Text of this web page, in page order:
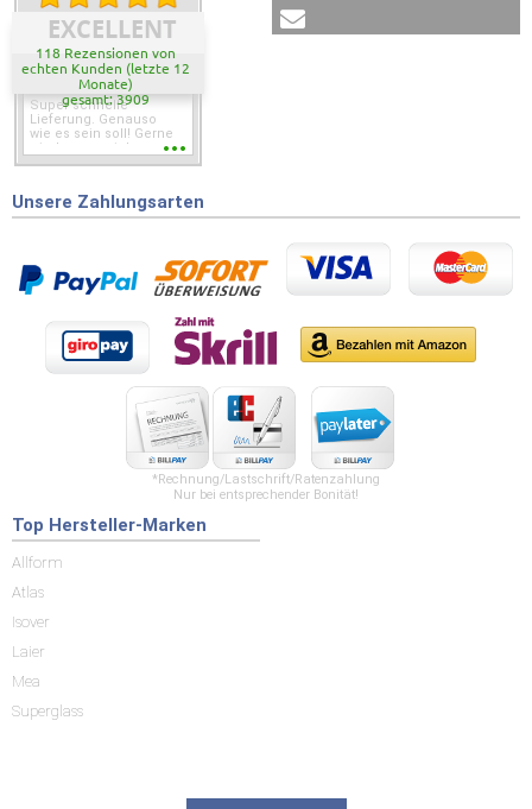
EXCELLENT
118 Rezensionen von
echten Kunden (letzte 12
Monate)
gesamt: 3909
Super schnelle
Lieferung. Genauso
wie es sein soll! Gerne
wieder wenn ich was
Unsere Zahlungsarten
*Rechnung/Lastschrift/Ratenzahlung
Nur bei entsprechender Bonität!
Top Hersteller-Marken
Allform
Atlas
Isover
Laier
Mea
Superglass